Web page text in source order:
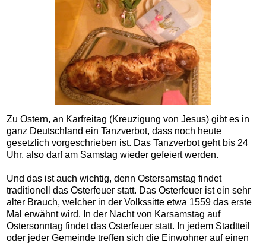
Zu Ostern, an Karfreitag (Kreuzigung von Jesus) gibt es in
ganz Deutschland ein Tanzverbot, dass noch heute
gesetzlich vorgeschrieben ist. Das Tanzverbot geht bis 24
Uhr, also darf am Samstag wieder gefeiert werden.
Und das ist auch wichtig, denn Ostersamstag findet
traditionell das Osterfeuer statt. Das Osterfeuer ist ein sehr
alter Brauch, welcher in der Volkssitte etwa 1559 das erste
Mal erwähnt wird. In der Nacht von Karsamstag auf
Ostersonntag findet das Osterfeuer statt. In jedem Stadtteil
oder jeder Gemeinde treffen sich die Einwohner auf einen